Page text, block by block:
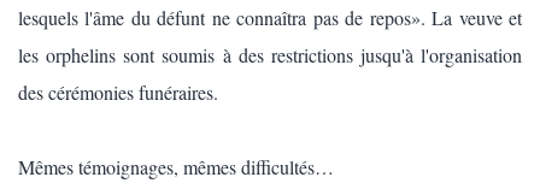
lesquels l'âme du défunt ne connaîtra pas de repos». La veuve et
les orphelins sont soumis à des restrictions jusqu'à l'organisation
des cérémonies funéraires.
Mêmes témoignages, mêmes difficultés…